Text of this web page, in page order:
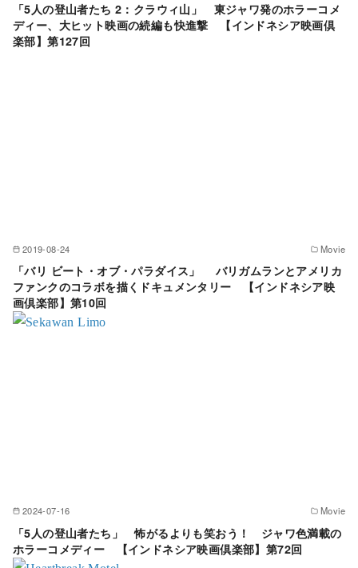
「5人の登山者たち 2：クラウィ山」 東ジャワ発のホラーコメ
ディー、大ヒット映画の続編も快進撃 【インドネシア映画倶
楽部】第127回
2019-08-24 Movie
「バリ ビート・オブ・パラダイス」 バリガムランとアメリカ
ファンクのコラボを描くドキュメンタリー 【インドネシア映
画倶楽部】第10回
2024-07-16 Movie
「5人の登山者たち」 怖がるよりも笑おう！ ジャワ色満載の
ホラーコメディー 【インドネシア映画倶楽部】第72回